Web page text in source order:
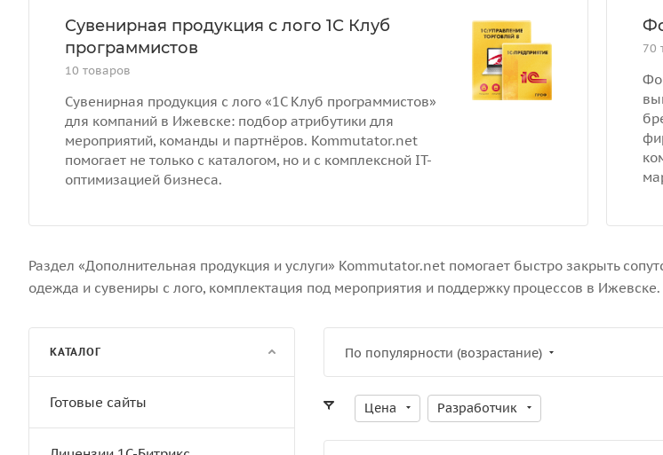
Сувенирная продукция с лого 1С Клуб
программистов
10 товаров
Сувенирная продукция с лого «1С Клуб программистов»
для компаний в Ижевске: подбор атрибутики для
мероприятий, команды и партнёров. Kommutator.net
помогает не только с каталогом, но и с комплексной IT-
оптимизацией бизнеса.
70
Раздел «Дополнительная продукция и услуги» Kommutator.net помогает быстро закрыть
одежда и сувениры с лого, комплектация под мероприятия и поддержку процессов в Ижевске.
По популярности (возрастание)
Цена Разработчик
КАТАЛОГ
Готовые сайты